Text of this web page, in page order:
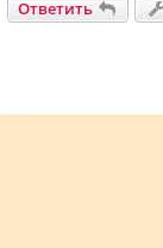
Ответить